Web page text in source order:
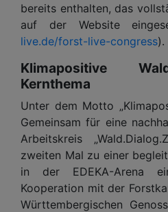
bereits enthalten, das
auf der Website
live.de/forst-live-congress).
Klimapositive
Kernthema
Unter dem Motto
Gemeinsam für eine
Arbeitskreis
zweiten Mal zu einer
in der EDEKA-Arena
Kooperation mit der
Württembergischen